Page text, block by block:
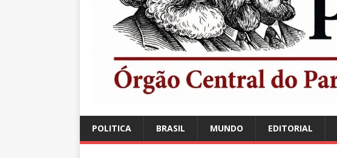
POLITICA BRASIL MUNDO EDITORIAL